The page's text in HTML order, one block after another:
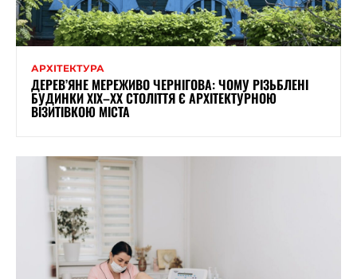
АРХІТЕКТУРА
ДЕРЕВ’ЯНЕ МЕРЕЖИВО ЧЕРНІГОВА: ЧОМУ РІЗЬБЛЕНІ
БУДИНКИ ХІХ–ХХ СТОЛІТТЯ Є АРХІТЕКТУРНОЮ
ВІЗИТІВКОЮ МІСТА